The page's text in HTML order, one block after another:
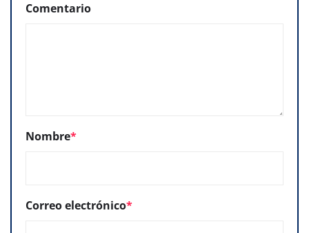
Comentario
Nombre*
Correo electrónico*